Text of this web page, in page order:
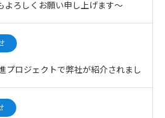
よろしくお願い申し上げます〜
プロジェクトで弊社が紹介されまし